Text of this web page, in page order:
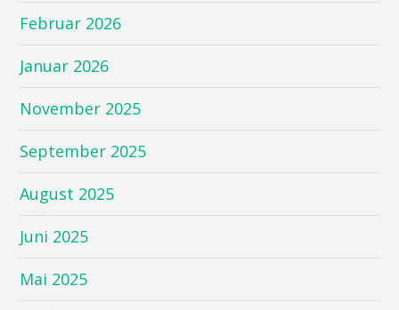
Februar 2026
Januar 2026
November 2025
September 2025
August 2025
Juni 2025
Mai 2025